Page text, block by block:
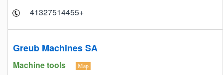
+41327514455
Greub Machines SA
Machine tools Map